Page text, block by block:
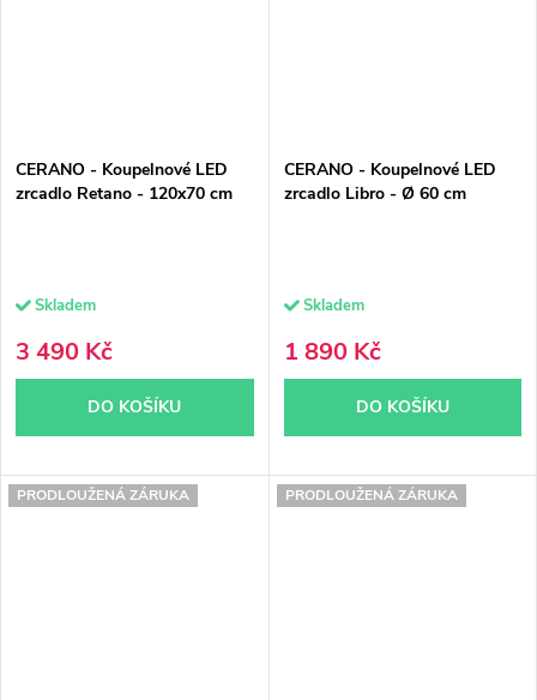
CERANO - Koupelnové LED
zrcadlo Retano - 120x70 cm
Skladem
3 490 Kč
DO KOŠÍKU
CERANO - Koupelnové LED
zrcadlo Libro - Ø 60 cm
Skladem
1 890 Kč
DO KOŠÍKU
PRODLOUŽENÁ ZÁRUKA PRODLOUŽENÁ ZÁRUKA